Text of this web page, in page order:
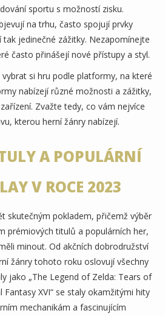
sportu s možností zisku.
na trhu, často spojují prvky
jedinečné zážitky. Nezapomínejte
často přinášejí nové přístupy a styl.
si hru podle platformy, na které
nabízejí různé možnosti a zážitky,
Zvažte tedy, co vám nejvíce
kterou herní žánry nabízejí.
A POPULÁRNÍ
V ROCE 2023
skutečným pokladem, přičemž výběr
prémiových titulů a populárních her,
minout. Od akčních dobrodružství
žánry tohoto roku oslovují všechny
jako „The Legend of Zelda: Tears of
Fantasy XVI“ se staly okamžitými hity
mechanikám a fascinujícím